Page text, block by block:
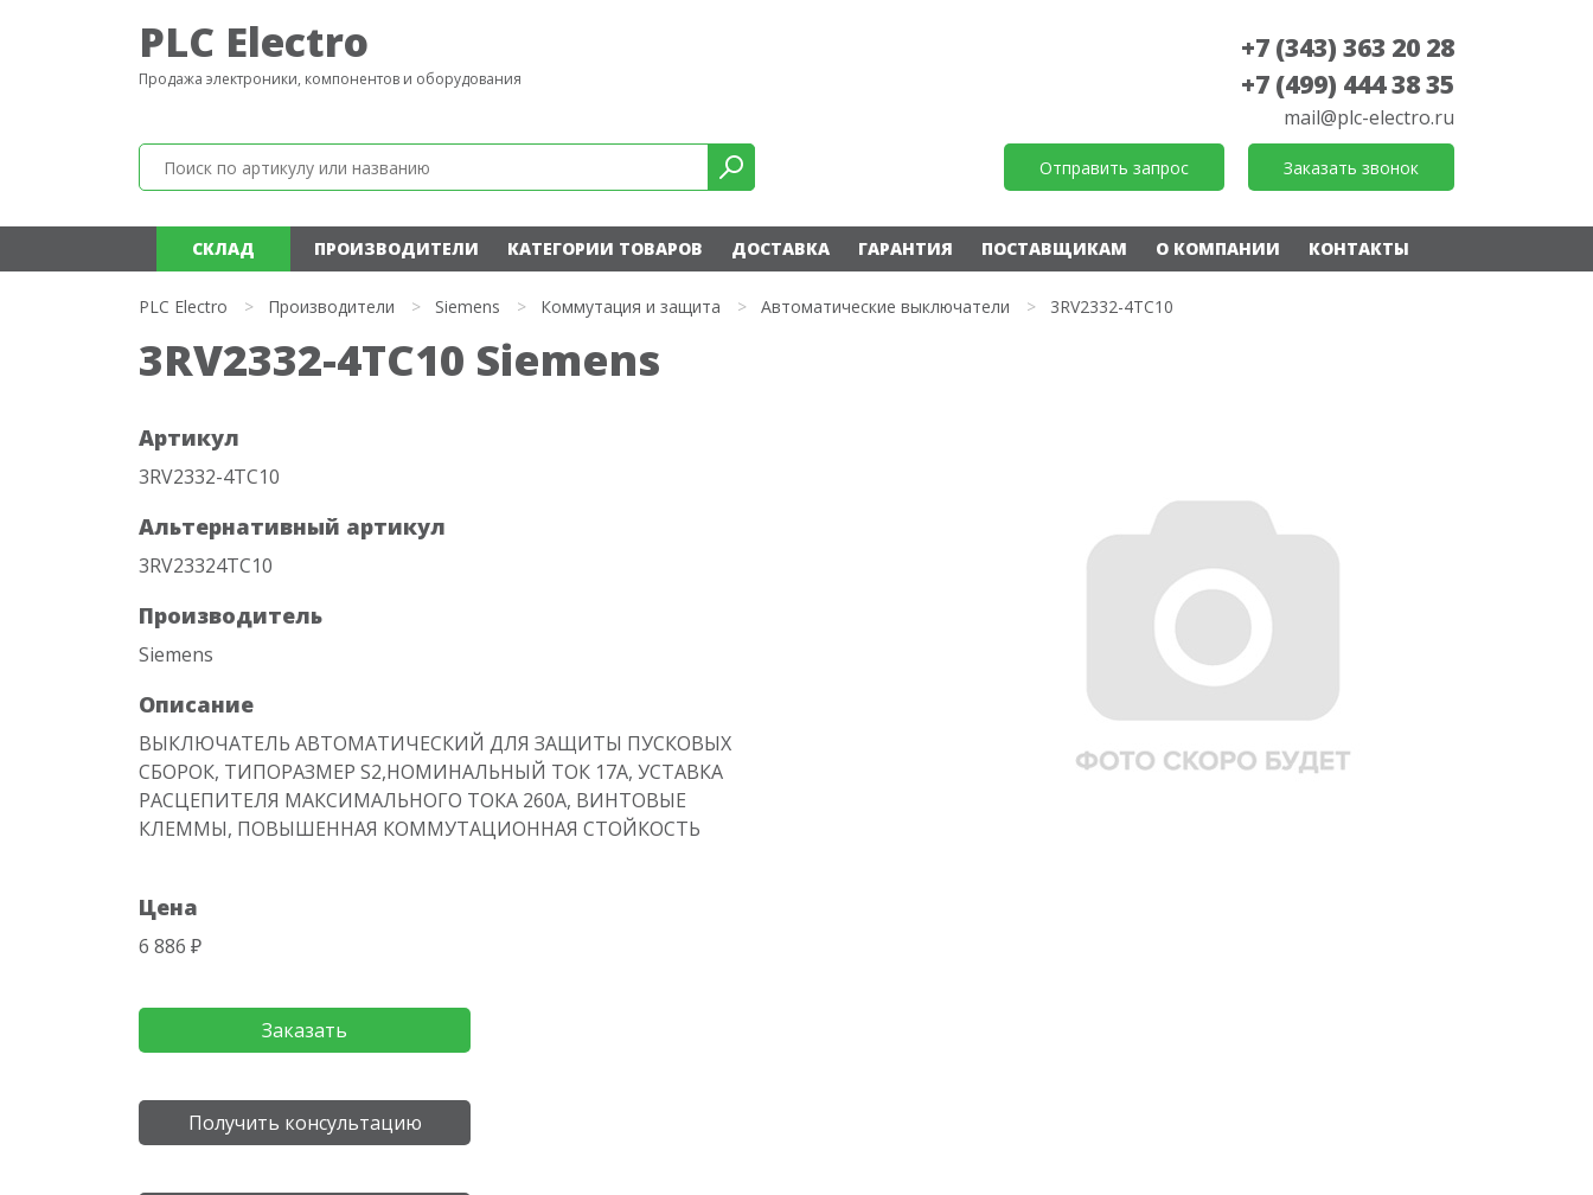
PLC Electro
Продажа электроники, компонентов и оборудования
+7 (343) 363 20 28
+7 (499) 444 38 35
mail@plc-electro.ru
Отправить запрос Заказать звонок
СКЛАД ПРОИЗВОДИТЕЛИ КАТЕГОРИИ ТОВАРОВ ДОСТАВКА ГАРАНТИЯ ПОСТАВЩИКАМ О КОМПАНИИ КОНТАКТЫ
PLC Electro > Производители > Siemens > Коммутация и защита > Автоматические выключатели > 3RV2332-4TC10
3RV2332-4TC10 Siemens
Артикул
3RV2332-4TC10
Альтернативный артикул
3RV23324TC10
Производитель
Siemens
Описание
ВЫКЛЮЧАТЕЛЬ АВТОМАТИЧЕСКИЙ ДЛЯ ЗАЩИТЫ ПУСКОВЫХ
СБОРОК, ТИПОРАЗМЕР S2,НОМИНАЛЬНЫЙ ТОК 17А, УСТАВКА
РАСЦЕПИТЕЛЯ МАКСИМАЛЬНОГО ТОКА 260A, ВИНТОВЫЕ
КЛЕММЫ, ПОВЫШЕННАЯ КОММУТАЦИОННАЯ СТОЙКОСТЬ
Цена
6 886 ₽
Заказать
Получить консультацию